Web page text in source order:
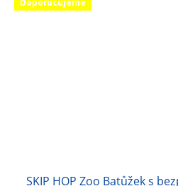
Doporučujeme
SKIP HOP Zoo Batůžek s